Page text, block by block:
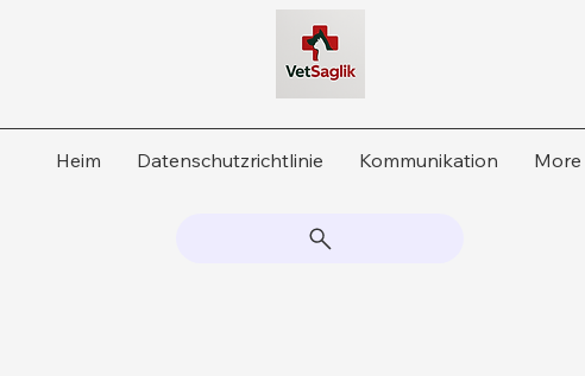
Heim Datenschutzrichtlinie Kommunikation More